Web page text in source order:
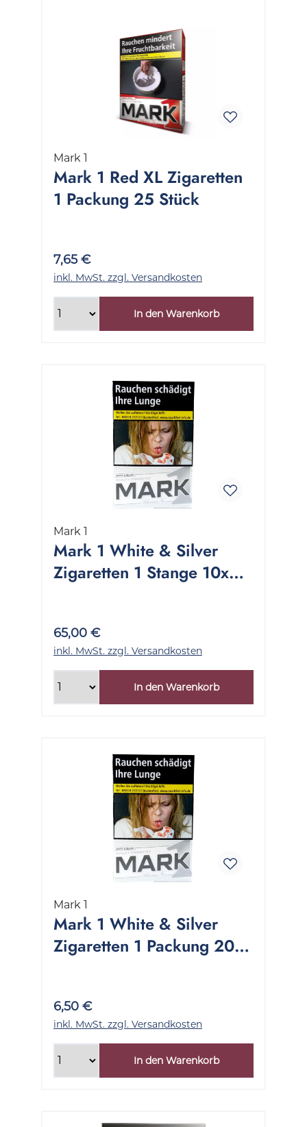
Mark 1
Mark 1 Red XL Zigaretten
1 Packung 25 Stück
7,65 €
inkl. MwSt. zzgl. Versandkosten
In den Warenkorb
Mark 1
Mark 1 White & Silver
Zigaretten 1 Stange 10x20
65,00 €
inkl. MwSt. zzgl. Versandkosten
In den Warenkorb
Mark 1
Mark 1 White & Silver
Zigaretten 1 Packung 20
6,50 €
inkl. MwSt. zzgl. Versandkosten
In den Warenkorb